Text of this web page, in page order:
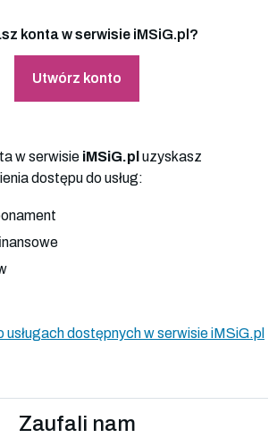
konta w serwisie iMSiG.pl?
Utwórz konto
w serwisie iMSiG.pl uzyskasz
dostępu do usług:
dostępnych w serwisie iMSiG.pl
Zaufali nam